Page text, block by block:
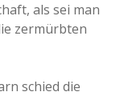
als sei man
zermürbten
schied die